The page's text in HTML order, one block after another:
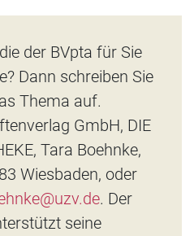
der BVpta für Sie
Dann schreiben Sie
Thema auf.
GmbH, DIE
Tara Boehnke,
Wiesbaden, oder
. Der
seine